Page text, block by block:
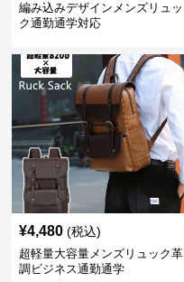
編み込みデザインメンズリュッ
ク通勤通学対応
¥4,480 (税込)
超軽量大容量メンズリュック革
調ビジネス通勤通学